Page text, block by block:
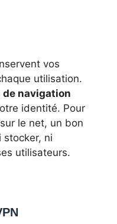
vos
utilisation.
navigation
identité. Pour
sur le net, un bon
stocker, ni
utilisateurs.